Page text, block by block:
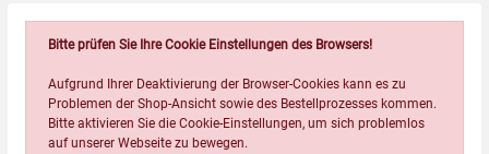
Bitte prüfen Sie Ihre Cookie Einstellungen des Browsers!
Aufgrund Ihrer Deaktivierung der Browser-Cookies kann es zu
Problemen der Shop-Ansicht sowie des Bestellprozesses kommen.
Bitte aktivieren Sie die Cookie-Einstellungen, um sich problemlos
auf unserer Webseite zu bewegen.